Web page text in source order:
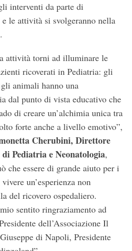
interventi da parte di
le attività si svolgeranno nella
attività torni ad illuminare le
ricoverati in Pediatria: gli
animali hanno una
dal punto di vista educativo che
di creare un’alchimia unica tra
forte anche a livello emotivo”,
Cherubini, Direttore
Pediatria e Neonatologia,
che essere di grande aiuto per i
un’esperienza non
del ricovero ospedaliero.
sentito ringraziamento ad
dell’Associazione Il
di Napoli, Presidente